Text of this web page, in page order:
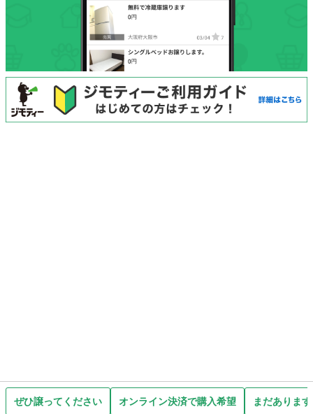
ぜひ譲ってください オンライン決済で購入希望 まだありま